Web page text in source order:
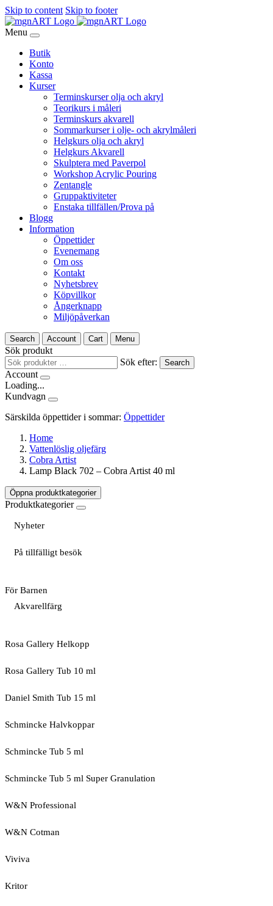
Skip to content Skip to footer
Menu
Butik
Konto
Kassa
Kurser
Terminskurser olja och akryl
Teorikurs i måleri
Terminskurs akvarell
Sommarkurser i olje- och akrylmåleri
Helgkurs olja och akryl
Helgkurs Akvarell
Skulptera med Paverpol
Workshop Acrylic Pouring
Zentangle
Gruppaktiviteter
Enstaka tillfällen/Prova på
Blogg
Information
Öppettider
Evenemang
Om oss
Kontakt
Nyhetsbrev
Köpvillkor
Ångerknapp
Miljöpåverkan
Search Account Cart Menu
Sök produkt
Sök efter:
Search
Account
Loading...
Kundvagn
Särskilda öppettider i sommar: Öppettider
Home
Vattenlöslig oljefärg
Cobra Artist
Lamp Black 702 – Cobra Artist 40 ml
Öppna produktkategorier
Produktkategorier
Nyheter
På tillfälligt besök
För Barnen
Akvarellfärg
Rosa Gallery Helkopp
Rosa Gallery Tub 10 ml
Daniel Smith Tub 15 ml
Schmincke Halvkoppar
Schmincke Tub 5 ml
Schmincke Tub 5 ml Super Granulation
W&N Professional
W&N Cotman
Viviva
Kritor